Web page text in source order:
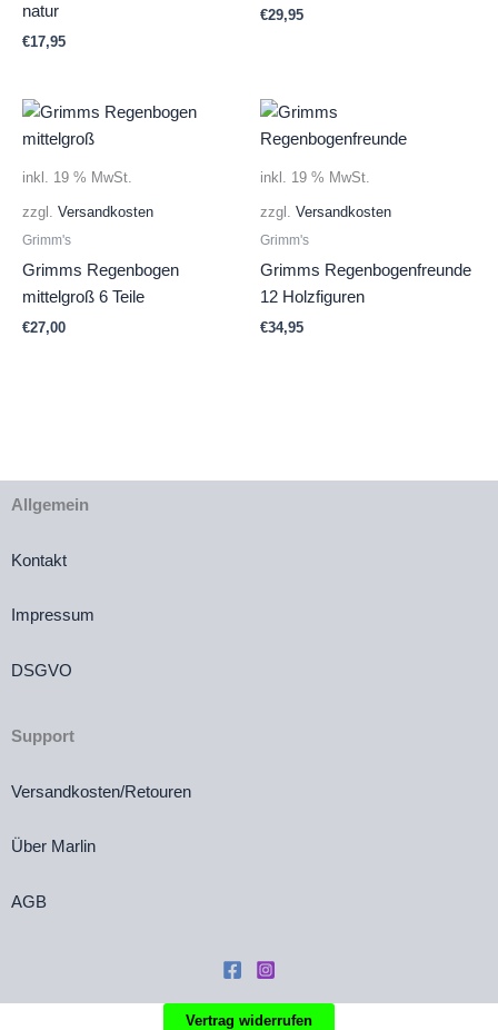
natur
€17,95
€29,95
inkl. 19 % MwSt.
zzgl. Versandkosten
Grimm's
Grimms Regenbogen
mittelgroß 6 Teile
€27,00
inkl. 19 % MwSt.
zzgl. Versandkosten
Grimm's
Grimms Regenbogenfreunde
12 Holzfiguren
€34,95
Allgemein
Kontakt
Impressum
DSGVO
Support
Versandkosten/Retouren
Über Marlin
AGB
Vertrag widerrufen